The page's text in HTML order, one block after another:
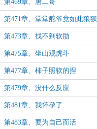
第469章、唐二哥
第471章、堂堂舵爷竟如此狼狈
第473章、找不到软肋
第475章、坐山观虎斗
第477章、柿子照软的捏
第479章、没什么反应
第481章、我怀孕了
第483章、要为自己而活